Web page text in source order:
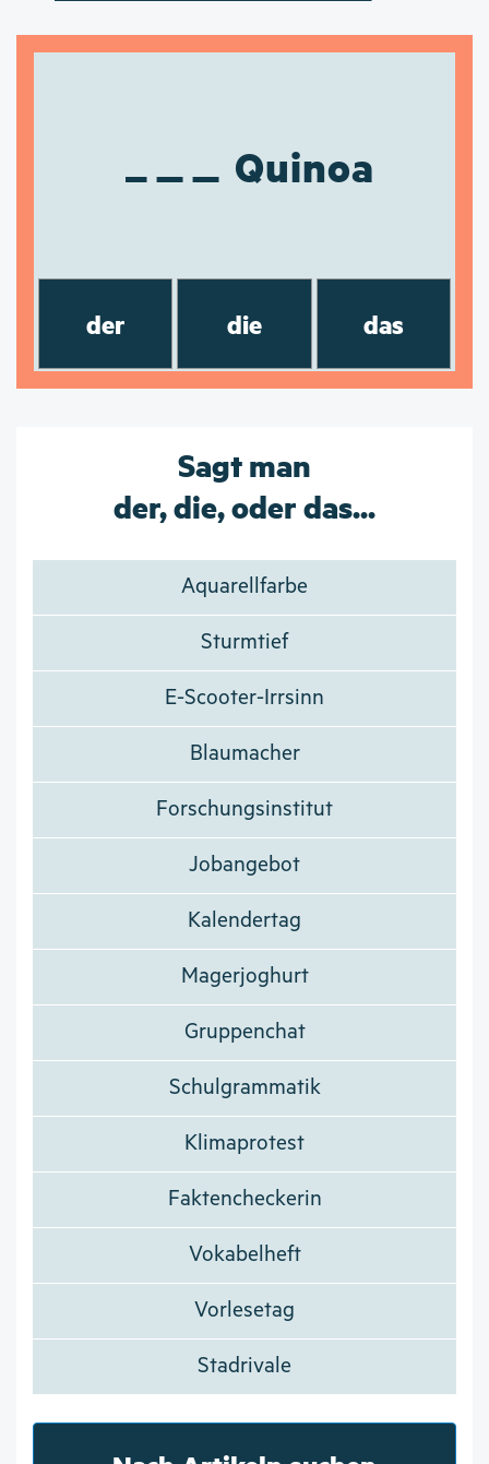
Quinoa
der die das
Sagt man
der, die, oder das...
Aquarellfarbe
Sturmtief
E-Scooter-Irrsinn
Blaumacher
Forschungsinstitut
Jobangebot
Kalendertag
Magerjoghurt
Gruppenchat
Schulgrammatik
Klimaprotest
Faktencheckerin
Vokabelheft
Vorlesetag
Stadrivale